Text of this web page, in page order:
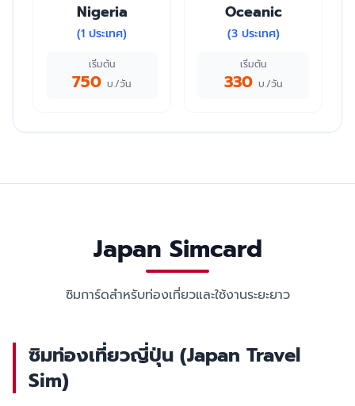
Nigeria
(1 ประเทศ)
เริ่มต้น
750 บ./วัน
Oceanic
(3 ประเทศ)
เริ่มต้น
330 บ./วัน
Japan Simcard
ซิมการ์ดสำหรับท่องเที่ยวและใช้งานระยะยาว
ซิมท่องเที่ยวญี่ปุ่น (Japan Travel
Sim)